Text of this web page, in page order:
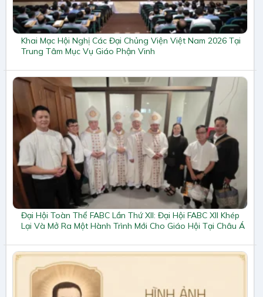
Khai Mạc Hội Nghị Các Đại Chủng Viện Việt Nam 2026 Tại
Trung Tâm Mục Vụ Giáo Phận Vinh
Đại Hội Toàn Thể FABC Lần Thứ XII: Đại Hội FABC XII Khép
Lại Và Mở Ra Một Hành Trình Mới Cho Giáo Hội Tại Châu Á